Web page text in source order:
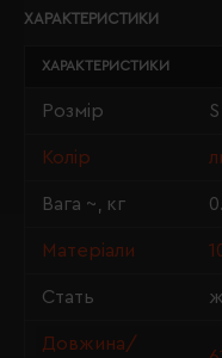
ХАРАКТЕРИСТИКИ
ХАРАКТЕРИСТИКИ
Розмір S
Колір
Вага ~, кг
Матеріали
Стать
Довжина/